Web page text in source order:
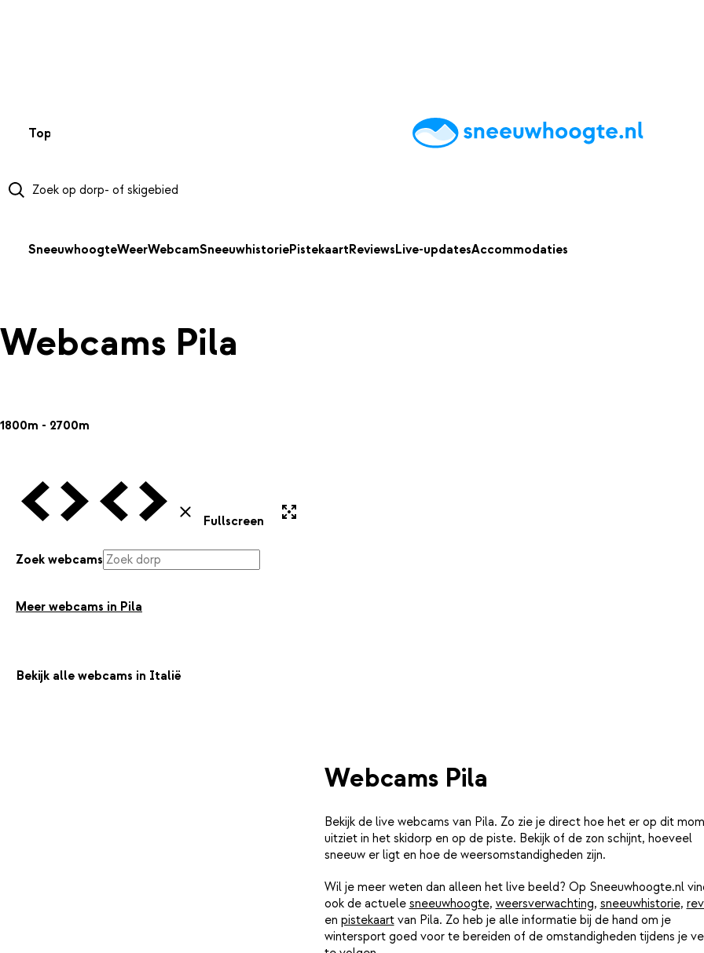
Top 50 AccommodatiesTipsReviewsLive updatesApp
SneeuwhoogteWeerWebcamSneeuwhistoriePistekaartReviewsLive-updatesAccommodaties
Webcams Pila
1800m - 2700m
Vorige Webcam
Volgende Webcam
Vorige Webcam
Volgende Webcam
Sluiten
Fullscreen
Zoek webcams
Meer webcams in Pila
Bekijk alle webcams in Italië
Webcams Pila
Bekijk de live webcams van Pila. Zo zie je direct hoe het er op dit
uitziet in het skidorp en op de piste. Bekijk of de zon schijnt, hoeveel
sneeuw er ligt en hoe de weersomstandigheden zijn.
Wil je meer weten dan alleen het live beeld? Op Sneeuwhoogte.nl
ook de actuele sneeuwhoogte, weersverwachting, sneeuwhistorie,
en pistekaartvan Pila. Zo heb je alle informatie bij de hand om je
wintersport goed voor te bereiden of de omstandigheden tijdens je